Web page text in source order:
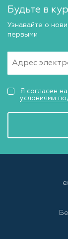
Будьте в
Узнавайте о
первыми
Я согласен
условиями